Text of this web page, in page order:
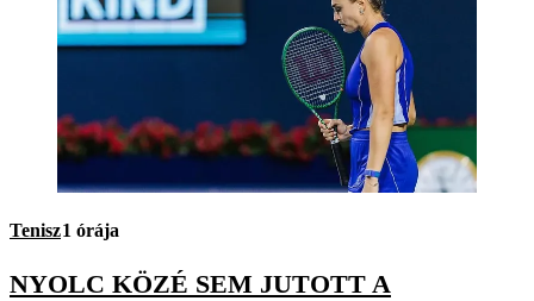
Tenisz1 órája
NYOLC KÖZÉ SEM JUTOTT A